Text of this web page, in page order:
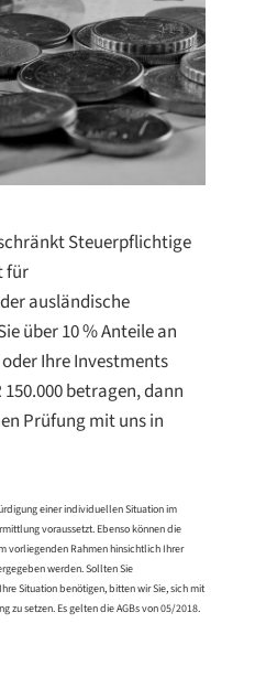
Steuerpflichtige
für
ausländische
über 10 % Anteile an
Ihre Investments
betragen, dann
Prüfung mit uns in
einer individuellen Situation im
voraussetzt. Ebenso können die
vorliegenden Rahmen hinsichtlich Ihrer
werden. Sollten Sie
Situation benötigen, bitten wir Sie, sich mit
zu setzen. Es gelten die AGBs von 05/2018.